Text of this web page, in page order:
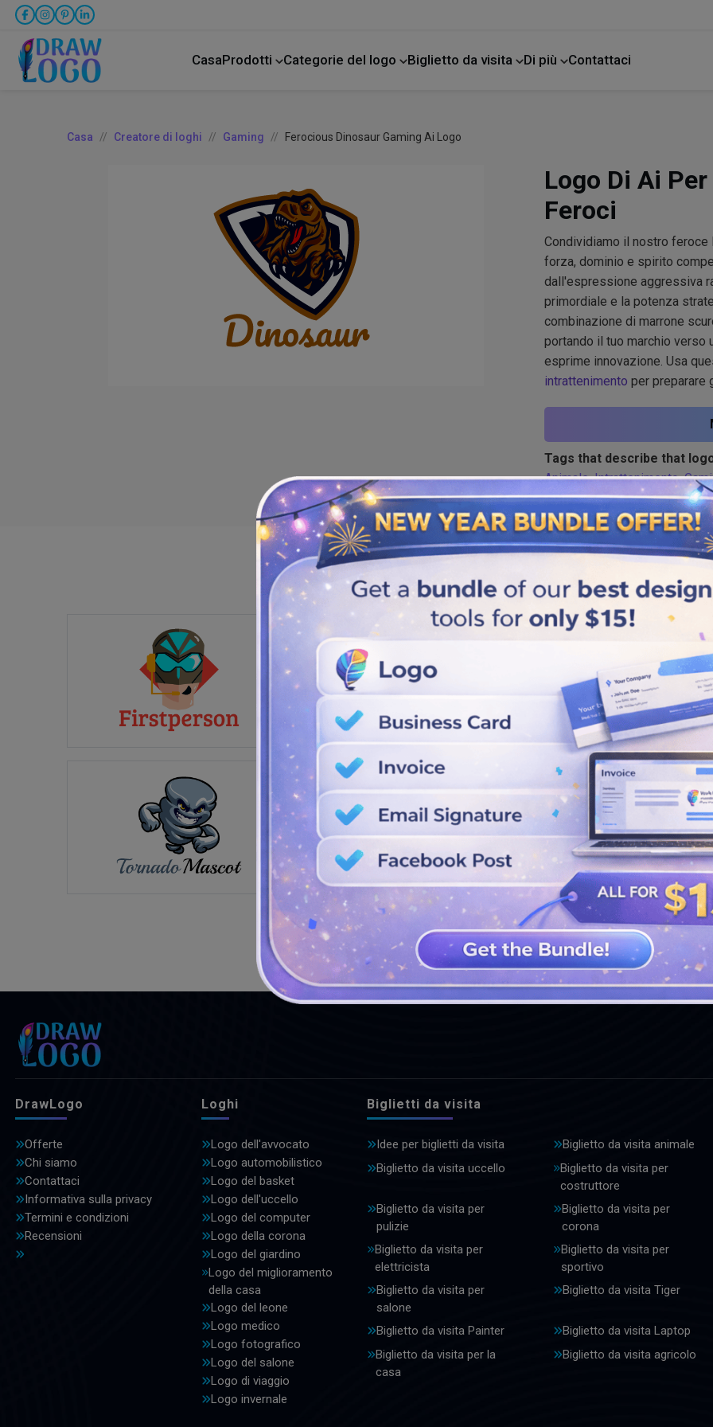
CasaProdotti Categorie del logo Biglietto da visita Di più Contattaci
Casa Creatore di loghi Gaming Ferocious Dinosaur Gaming Ai Logo
Logo Di Ai
Feroci
Condividiamo il nostro
forza, dominio e spirito
dall'espressione aggressiva
primordiale e la potenza
combinazione di marrone
portando il tuo marchio verso
esprime innovazione. Usa
intrattenimento per preparare
Tags that describe that
Animale ,Intrattenimento ,
Similar logos
GUARDA PIÙ DISEGNI
DrawLogo
Offerte
Chi siamo
Contattaci
Informativa sulla privacy
Termini e condizioni
Recensioni
Loghi
Logo dell'avvocato
Logo automobilistico
Logo del basket
Logo dell'uccello
Logo del computer
Logo della corona
Logo del giardino
Logo del miglioramento
della casa
Logo del leone
Logo medico
Logo fotografico
Logo del salone
Logo di viaggio
Logo invernale
Biglietti da visita
Idee per biglietti da visita
Biglietto da visita animale
Biglietto da visita uccello
Biglietto da visita per
costruttore
Biglietto da visita per
pulizie
Biglietto da visita per
corona
Biglietto da visita per
elettricista
Biglietto da visita per
sportivo
Biglietto da visita per
salone
Biglietto da visita Tiger
Biglietto da visita Painter
Biglietto da visita Laptop
Biglietto da visita per la
casa
Biglietto da visita agricolo